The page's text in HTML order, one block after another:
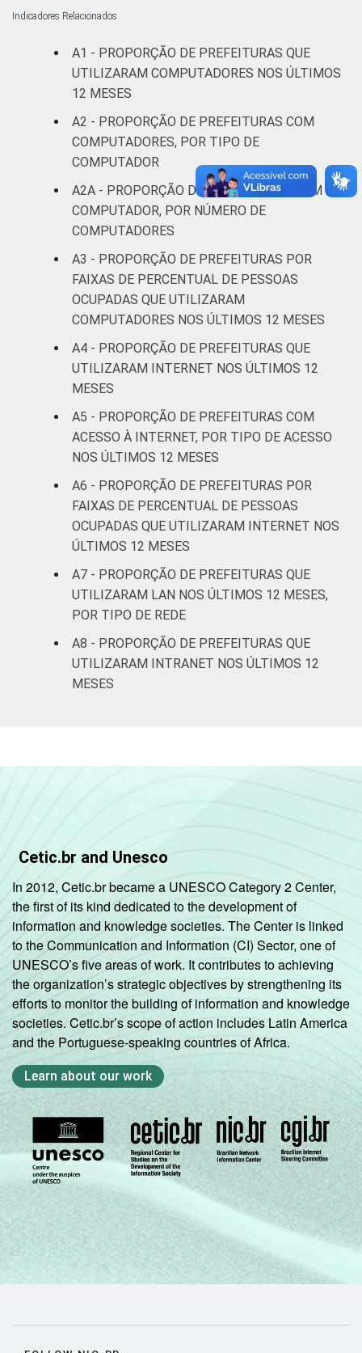
Mais de
500 mil
17
¹ Base: 5.569 prefeituras que declararam
utilizar computador nos últimos 12 meses.
Dados coletados entre julho e outubro de
2015.
Indicadores Relacionados
A1 - PROPORÇÃO DE PREFEITURAS QUE
UTILIZARAM COMPUTADORES NOS ÚLTIMOS
12 MESES
A2 - PROPORÇÃO DE PREFEITURAS COM
COMPUTADORES, POR TIPO DE
COMPUTADOR
A2A - PROPORÇÃO DE PREFEITURAS COM
COMPUTADOR, POR NÚMERO DE
COMPUTADORES
A3 - PROPORÇÃO DE PREFEITURAS POR
FAIXAS DE PERCENTUAL DE PESSOAS
OCUPADAS QUE UTILIZARAM
COMPUTADORES NOS ÚLTIMOS 12 MESES
A4 - PROPORÇÃO DE PREFEITURAS QUE
UTILIZARAM INTERNET NOS ÚLTIMOS 12
MESES
A5 - PROPORÇÃO DE PREFEITURAS COM
ACESSO À INTERNET, POR TIPO DE ACESSO
NOS ÚLTIMOS 12 MESES
A6 - PROPORÇÃO DE PREFEITURAS POR
FAIXAS DE PERCENTUAL DE PESSOAS
OCUPADAS QUE UTILIZARAM INTERNET NOS
ÚLTIMOS 12 MESES
A7 - PROPORÇÃO DE PREFEITURAS QUE
UTILIZARAM LAN NOS ÚLTIMOS 12 MESES,
POR TIPO DE REDE
A8 - PROPORÇÃO DE PREFEITURAS QUE
UTILIZARAM INTRANET NOS ÚLTIMOS 12
MESES
Cetic.br and Unesco
In 2012, Cetic.br became a UNESCO Category 2 Center,
the first of its kind dedicated to the development of
information and knowledge societies. The Center is linked
to the Communication and Information (CI) Sector, one of
UNESCO’s five areas of work. It contributes to achieving
the organization’s strategic objectives by strengthening its
efforts to monitor the building of information and knowledge
societies. Cetic.br’s scope of action includes Latin America
and the Portuguese-speaking countries of Africa.
Learn about our work